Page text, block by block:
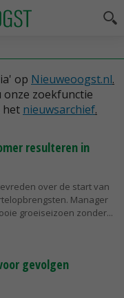
op Nieuweoogst.nl.
zoekfunctie
het nieuwsarchief.
resulteren in
over de start van
Manager
groeiseizoen zonder...
gevolgen